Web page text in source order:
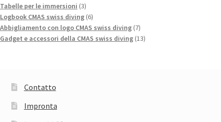
Tabelle per le immersioni 33
prodotti
Logbook CMAS swiss diving 66
prodotti
Abbigliamento con logo CMAS swiss diving 77
prodotti
Gadget e accessori della CMAS swiss diving 1313
Contatto
Impronta